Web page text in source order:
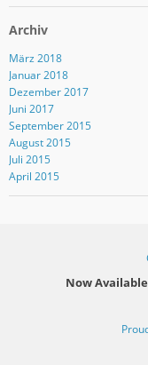
Archiv
März 2018
Januar 2018
Dezember 2017
Juni 2017
September 2015
August 2015
Juli 2015
April 2015
Now